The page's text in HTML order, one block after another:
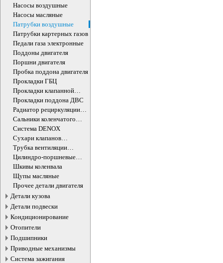
Насосы воздушные
Насосы масляные
Патрубки воздушные
Патрубки картерных газов
Педали газа электронные
Поддоны двигателя
Поршни двигателя
Пробка поддона двигателя
Прокладки ГБЦ
Прокладки клапанной
крышки
Прокладки поддона ДВС
Радиатор рециркуляции
ОГ
Сальники коленчатого
вала двигателя
Система DENOX
Сухари клапанов
впускных/выпускных
Трубка вентиляции
картера
Цилиндро-поршневые
группы ДВС
Шкивы коленвала
Щупы масляные
Прочее детали двигателя
Детали кузова
Детали подвески
Кондиционирование
Отопители
Подшипники
Приводные механизмы
Система зажигания